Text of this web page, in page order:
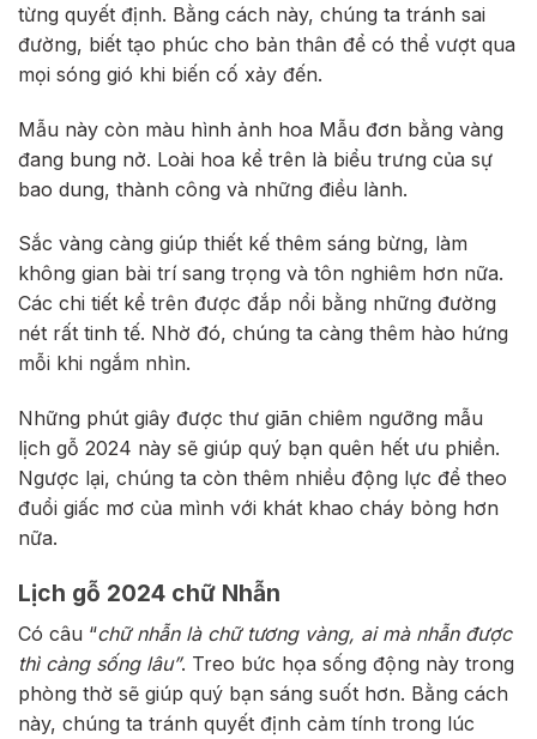
từng quyết định. Bằng cách này, chúng ta tránh sai
đường, biết tạo phúc cho bản thân để có thể vượt qua
mọi sóng gió khi biến cố xảy đến.
Mẫu này còn màu hình ảnh hoa Mẫu đơn bằng vàng
đang bung nở. Loài hoa kể trên là biểu trưng của sự
bao dung, thành công và những điều lành.
Sắc vàng càng giúp thiết kế thêm sáng bừng, làm
không gian bài trí sang trọng và tôn nghiêm hơn nữa.
Các chi tiết kể trên được đắp nổi bằng những đường
nét rất tinh tế. Nhờ đó, chúng ta càng thêm hào hứng
mỗi khi ngắm nhìn.
Những phút giây được thư giãn chiêm ngưỡng mẫu
lịch gỗ 2024 này sẽ giúp quý bạn quên hết ưu phiền.
Ngược lại, chúng ta còn thêm nhiều động lực để theo
đuổi giấc mơ của mình với khát khao cháy bỏng hơn
nữa.
Lịch gỗ 2024 chữ Nhẫn
Có câu “chữ nhẫn là chữ tương vàng, ai mà nhẫn được
thì càng sống lâu”. Treo bức họa sống động này trong
phòng thờ sẽ giúp quý bạn sáng suốt hơn. Bằng cách
này, chúng ta tránh quyết định cảm tính trong lúc